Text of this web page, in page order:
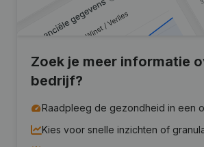
Zoek je meer informatie
bedrijf?
Raadpleeg de gezondheid in een
Kies voor snelle inzichten of